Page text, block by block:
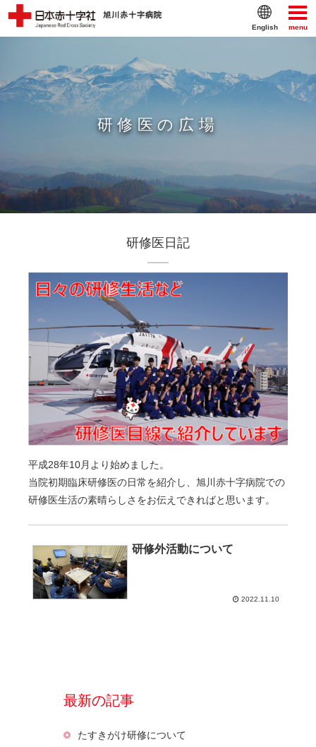
menu
English
研修医の広場
研修医日記
平成28年10月より始めました。
当院初期臨床研修医の日常を紹介し、旭川赤十字病院での
研修医生活の素晴らしさをお伝えできればと思います。
研修外活動について
2022.11.10
最新の記事
たすきがけ研修について